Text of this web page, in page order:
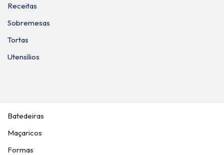
Receitas
Sobremesas
Tortas
Utensílios
Batedeiras
Maçaricos
Formas